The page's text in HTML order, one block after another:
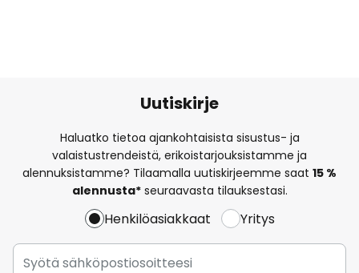
Uutiskirje
Haluatko tietoa ajankohtaisista sisustus- ja
valaistustrendeistä, erikoistarjouksistamme ja
alennuksistamme? Tilaamalla uutiskirjeemme saat 15 %
alennusta*seuraavasta tilauksestasi.
Henkilöasiakkaat Yritys